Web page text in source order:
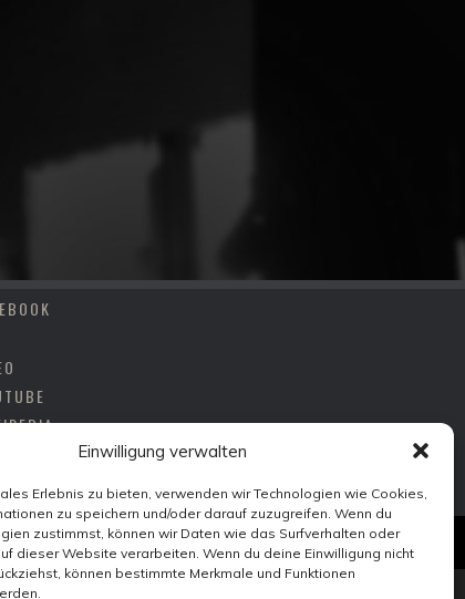
Einwilligung verwalten
Erlebnis zu bieten, verwenden wir Technologien wie Cookies,
zu speichern und/oder darauf zuzugreifen. Wenn du
zustimmst, können wir Daten wie das Surfverhalten oder
dieser Website verarbeiten. Wenn du deine Einwilligung nicht
können bestimmte Merkmale und Funktionen